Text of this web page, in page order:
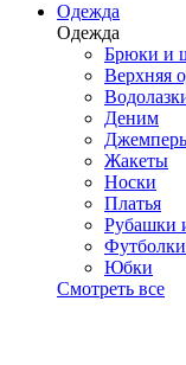
Одежда
Одежда
Брюки и
Верхняя
Деним
Жакеты
Носки
Платья
Рубашки
Юбки
Смотреть все